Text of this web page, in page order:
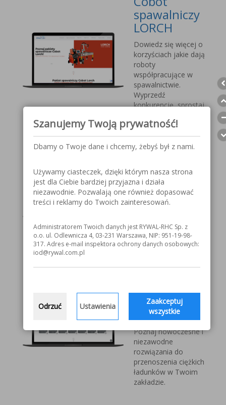
spawalniczy
LORCH
Dowiedz się więcej o
korzyściach jakie dają
roboty
współpracujące w
spawalnictwie.
Wyprzedź
konkurencję, sprostaj
wyzwaniom.
Przyłbica
spawalnicza
V1000 MOST
Szczegółowe
V1000 MOST
bliskiego
Vetter Kran
Technik
Poznaj nowoczesne i
niezawodne
rozwiązania do
przenoszenia ciężkich
ładunków w Twoim
zakładzie.
Szanujemy Twoją prywatność!
Dbamy o Twoje dane i chcemy, żebyś był z nami.
Używamy ciasteczek, dzięki którym nasza strona
jest dla Ciebie bardziej przyjazna i działa
niezawodnie. Pozwalają one również dopasować
treści i reklamy do Twoich zainteresowań.
Administratorem Twoich danych jest RYWAL-RHC Sp. z
o.o. ul. Odlewnicza 4, 03-231 Warszawa, NIP: 951-19-98-
317. Adres e-mail inspektora ochrony danych osobowych:
iod@rywal.com.pl
Odrzuć Ustawienia
Zaakceptuj
wszystkie